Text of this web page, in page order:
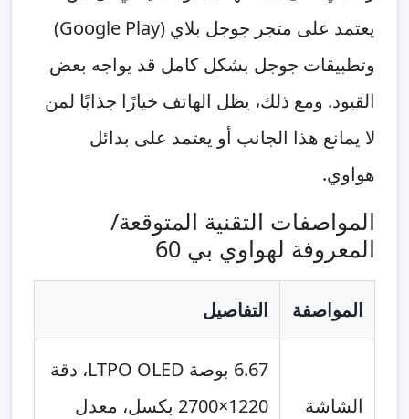
يعتمد على متجر جوجل بلاي (Google Play)
وتطبيقات جوجل بشكل كامل قد يواجه بعض
القيود. ومع ذلك، يظل الهاتف خيارًا جذابًا لمن
لا يمانع هذا الجانب أو يعتمد على بدائل
هواوي.
المواصفات التقنية المتوقعة/
المعروفة لهواوي بي 60
المواصفة التفاصيل
الشاشة
6.67 بوصة LTPO OLED، دقة
1220×2700 بكسل، معدل